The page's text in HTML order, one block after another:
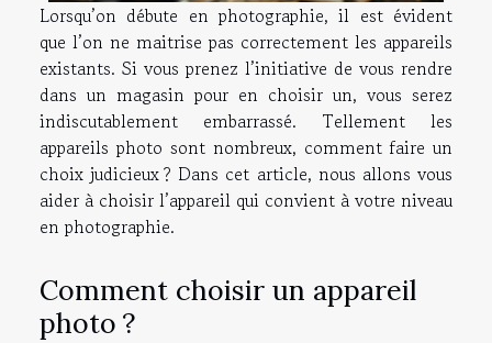
Lorsqu’on débute en photographie, il est évident
que l’on ne maitrise pas correctement les appareils
existants. Si vous prenez l’initiative de vous rendre
dans un magasin pour en choisir un, vous serez
indiscutablement embarrassé. Tellement les
appareils photo sont nombreux, comment faire un
choix judicieux ? Dans cet article, nous allons vous
aider à choisir l’appareil qui convient à votre niveau
en photographie.
Comment choisir un appareil
photo ?